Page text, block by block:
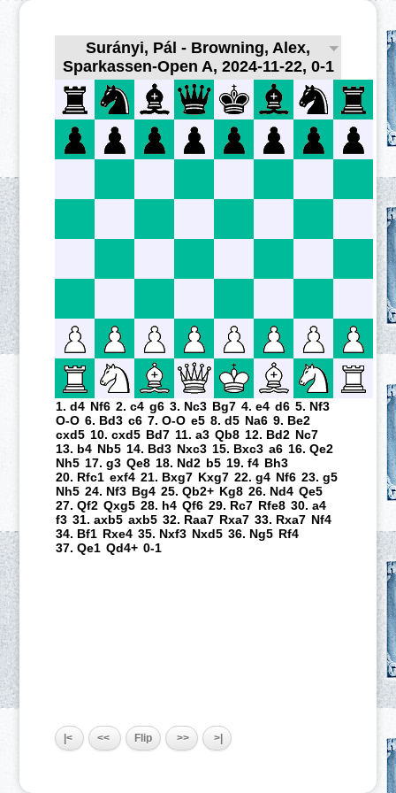
Surányi, Pál - Browning, Alex,
Sparkassen-Open A, 2024-11-22, 0-1
1. d4 Nf6 2. c4 g6 3. Nc3 Bg7 4. e4 d6 5. Nf3
O-O 6. Bd3 c6 7. O-O e5 8. d5 Na6 9. Be2
cxd5 10. cxd5 Bd7 11. a3 Qb8 12. Bd2 Nc7
13. b4 Nb5 14. Bd3 Nxc3 15. Bxc3 a6 16. Qe2
Nh5 17. g3 Qe8 18. Nd2 b5 19. f4 Bh3
20. Rfc1 exf4 21. Bxg7 Kxg7 22. g4 Nf6 23. g5
Nh5 24. Nf3 Bg4 25. Qb2+ Kg8 26. Nd4 Qe5
27. Qf2 Qxg5 28. h4 Qf6 29. Rc7 Rfe8 30. a4
f3 31. axb5 axb5 32. Raa7 Rxa7 33. Rxa7 Nf4
34. Bf1 Rxe4 35. Nxf3 Nxd5 36. Ng5 Rf4
37. Qe1 Qd4+ 0-1
|< << Flip >> >|